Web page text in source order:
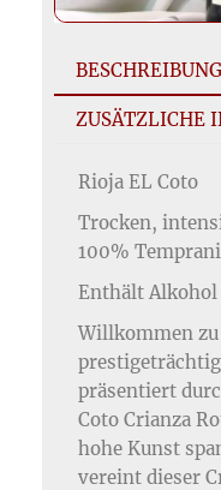
BESCHREIBUNG
ZUSÄTZLICHE
Rioja EL Coto
Trocken,
100%
Enthält Alkohol
Willkommen
präsentiert
Coto Crianza
hohe Kunst
vereint dieser